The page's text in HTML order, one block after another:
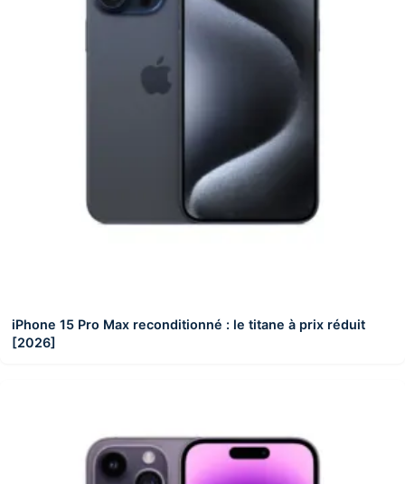
iPhone 15 Pro Max reconditionné : le titane à prix réduit
[2026]